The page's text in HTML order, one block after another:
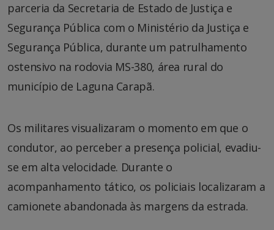
parceria da Secretaria de Estado de Justiça e
Segurança Pública com o Ministério da Justiça e
Segurança Pública, durante um patrulhamento
ostensivo na rodovia MS-380, área rural do
município de Laguna Carapã.
Os militares visualizaram o momento em que o
condutor, ao perceber a presença policial, evadiu-
se em alta velocidade. Durante o
acompanhamento tático, os policiais localizaram a
camionete abandonada às margens da estrada.